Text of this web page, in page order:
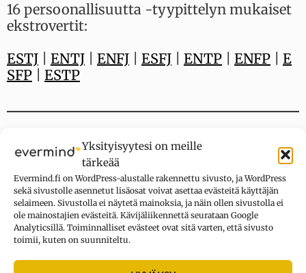
Yksityisyytesi on meille
tärkeää
Evermind.fi on WordPress-alustalle rakennettu sivusto, ja WordPress
sekä sivustolle asennetut lisäosat voivat asettaa evästeitä käyttäjän
selaimeen. Sivustolla ei näytetä mainoksia, ja näin ollen sivustolla ei
ole mainostajien evästeitä. Kävijäliikennettä seurataan Google
Analyticsillä. Toiminnalliset evästeet ovat sitä varten, että sivusto
toimii, kuten on suunniteltu.
16 persoonallisuutta -tyypittelyn mukaiset
ekstrovertit:
ESTJ
ENTJ ENFJ ESFJ ENTP ENFP
E
SFP
ESTP
Lisää introverteistä:
Haluatko pilata treffit introvertin kanssa? Toimi
näin
25.1.2020
Introvertti parisuhteessa – selvitä itsellesi
6.11.2020